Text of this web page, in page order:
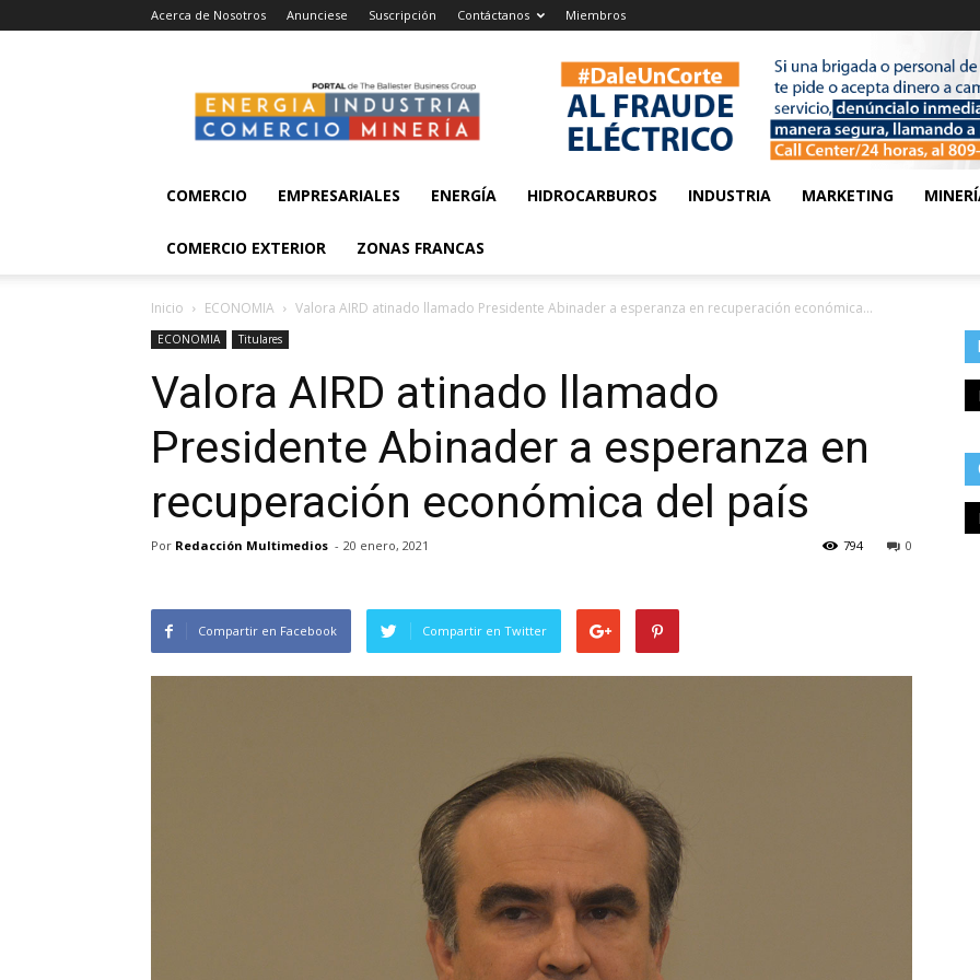
Acerca de Nosotros Anunciese Suscripción Contáctanos Miembros
Industria,
Comercio
y
COMERCIO
EMPRESARIALES ENERGÍA HIDROCARBUROS INDUSTRIA MARKETING
COMERCIO EXTERIOR ZONAS FRANCAS
Inicio ECONOMIA Valora AIRD atinado llamado Presidente Abinader a esperanza en recuperación económica...
ECONOMIA Titulares
Valora AIRD atinado llamado
Presidente Abinader a esperanza en
recuperación económica del país
Por Redacción Multimedios - 20 enero, 2021 0
794
Compartir en Facebook Compartir en Twitter